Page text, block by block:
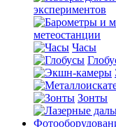
экспериментов
метеостанции
Часы
Зонты